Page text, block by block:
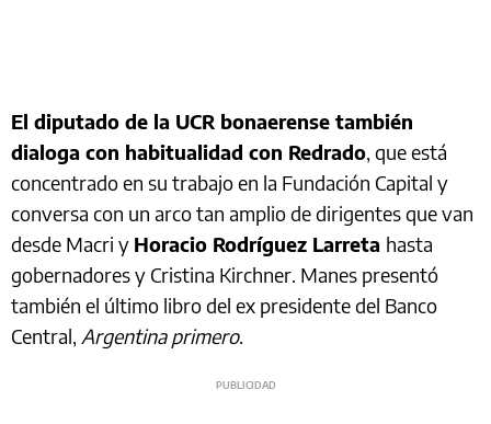
El diputado de la UCR bonaerense también
dialoga con habitualidad con Redrado, que está
concentrado en su trabajo en la Fundación Capital y
conversa con un arco tan amplio de dirigentes que van
desde Macri y Horacio Rodríguez Larreta hasta
gobernadores y Cristina Kirchner. Manes presentó
también el último libro del ex presidente del Banco
Central, Argentina primero.